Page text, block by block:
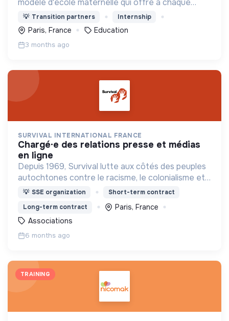
enfant une éducation personnalisée et qui
contribue à la réduction des inégalités scolaires.
💡 Transition partners Internship
Paris, France Education
3 months ago
SURVIVAL INTERNATIONAL FRANCE
chargé·e des relations presse et médias
en ligne
Depuis 1969, Survival lutte aux côtés des peuples
autochtones contre le racisme, le colonialisme et
pour un monde où la diversité humaine est enfin
💡 SSE organization
Short-term contract
Long-term contract
Paris, France
Associations
6 months ago
TRAINING